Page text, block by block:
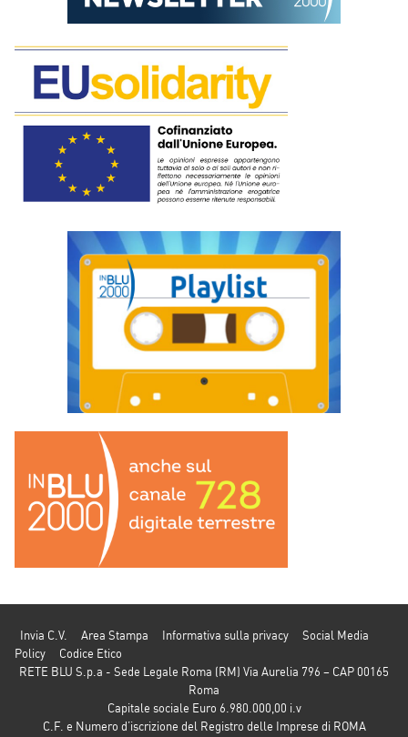
Invia C.V. Area Stampa Informativa sulla privacy
Social Media
Policy
Codice Etico
RETE BLU S.p.a - Sede Legale Roma (RM) Via Aurelia 796 – CAP 00165
Roma
Capitale sociale Euro 6.980.000,00 i.v
C.F. e Numero d’iscrizione del Registro delle Imprese di ROMA